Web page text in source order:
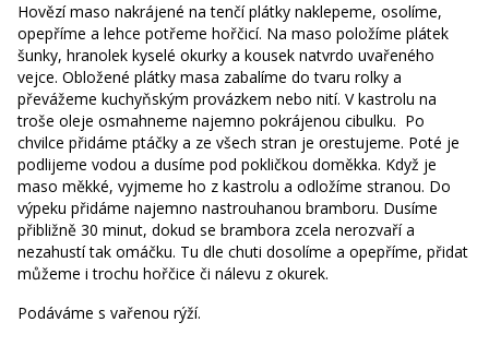
Hovězí maso nakrájené na tenčí plátky naklepeme, osolíme,
opepříme a lehce potřeme hořčicí. Na maso položíme plátek
šunky, hranolek kyselé okurky a kousek natvrdo uvařeného
vejce. Obložené plátky masa zabalíme do tvaru rolky a
převážeme kuchyňským provázkem nebo nití. V kastrolu na
troše oleje osmahneme najemno pokrájenou cibulku. Po
chvilce přidáme ptáčky a ze všech stran je orestujeme. Poté je
podlijeme vodou a dusíme pod pokličkou doměkka. Když je
maso měkké, vyjmeme ho z kastrolu a odložíme stranou. Do
výpeku přidáme najemno nastrouhanou bramboru. Dusíme
přibližně 30 minut, dokud se brambora zcela nerozvaří a
nezahustí tak omáčku. Tu dle chuti dosolíme a opepříme, přidat
můžeme i trochu hořčice či nálevu z okurek.
Podáváme s vařenou rýží.